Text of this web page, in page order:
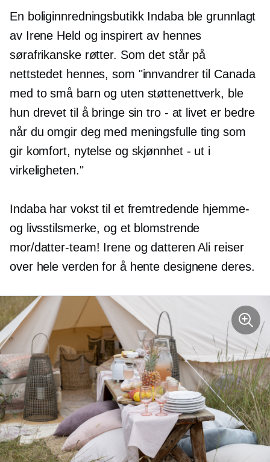
En boliginnredningsbutikk Indaba ble grunnlagt
av Irene Held og inspirert av hennes
sørafrikanske røtter. Som det står på
nettstedet hennes, som "innvandrer til Canada
med to små barn og uten støttenettverk, ble
hun drevet til å bringe sin tro - at livet er bedre
når du omgir deg med meningsfulle ting som
gir komfort, nytelse og skjønnhet - ut i
virkeligheten."
Indaba har vokst til et fremtredende hjemme-
og livsstilsmerke, og et blomstrende
mor/datter-team! Irene og datteren Ali reiser
over hele verden for å hente designene deres.